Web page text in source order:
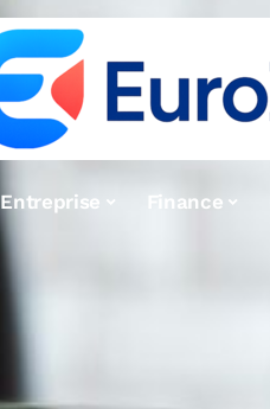
Entreprise Finance